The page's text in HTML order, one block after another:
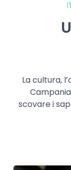
La cultura,
scovare i